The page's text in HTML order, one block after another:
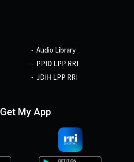
Audio Library
PPID LPP RRI
JDIH LPP RRI
Get My App